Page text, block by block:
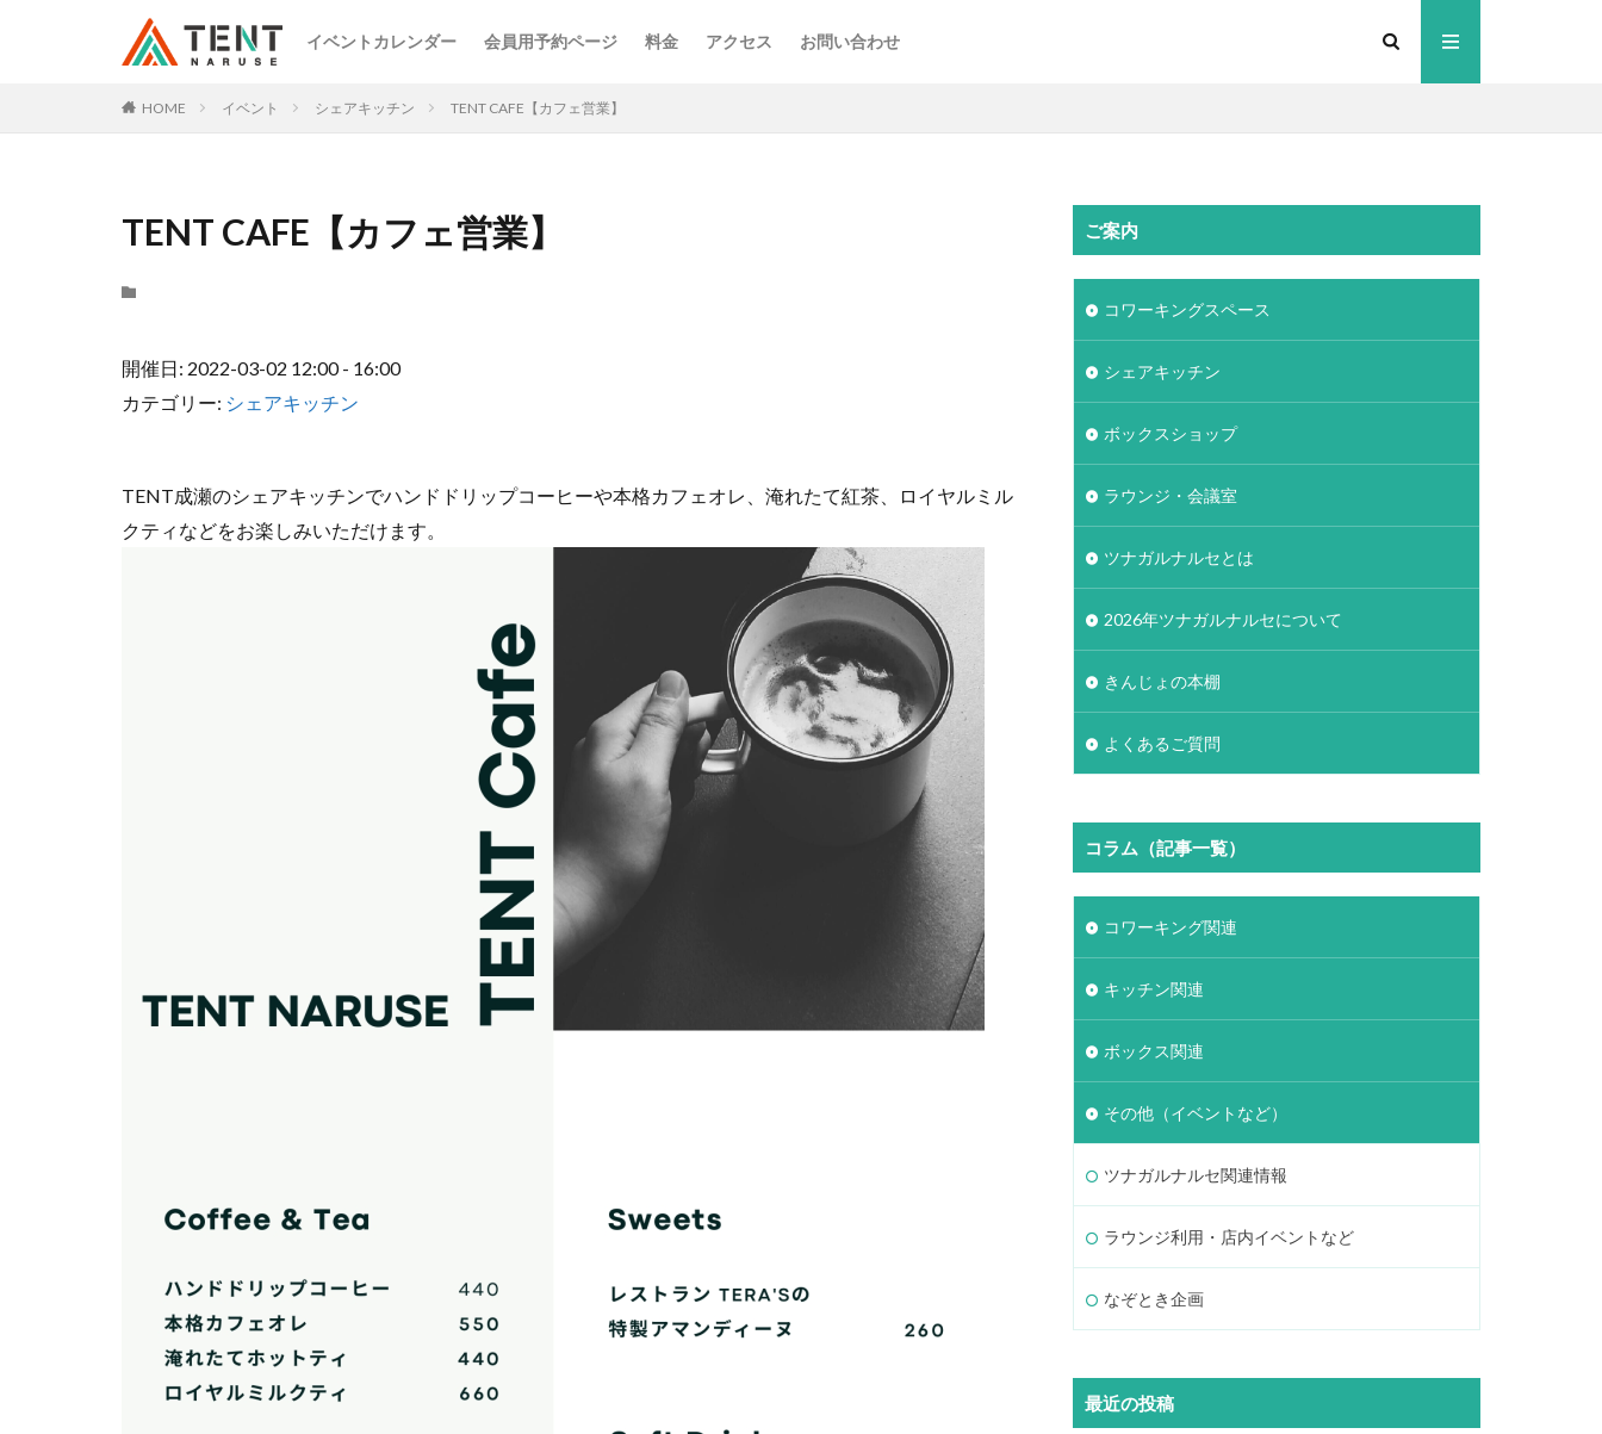
イベントカレンダー 会員用予約ページ 料金 アクセス お問い合わせ
HOME イベント シェアキッチン TENT CAFE【カフェ営業】
TENT CAFE【カフェ営業】
開催日: 2022-03-02 12:00 - 16:00
カテゴリー: シェアキッチン
TENT成瀬のシェアキッチンでハンドドリップコーヒーや本格カフェオレ、淹れたて紅茶、ロイヤルミル
クティなどをお楽しみいただけます。
ご案内
コワーキングスペース
シェアキッチン
ボックスショップ
ラウンジ・会議室
ツナガルナルセとは
2026年ツナガルナルセについて
きんじょの本棚
よくあるご質問
コラム（記事一覧）
コワーキング関連
キッチン関連
ボックス関連
その他（イベントなど）
ツナガルナルセ関連情報
ラウンジ利用・店内イベントなど
なぞとき企画
最近の投稿